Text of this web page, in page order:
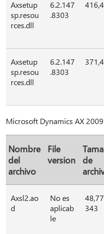
Axsetup
sp.resou
rces.dll
6.2.147
.8303
Axsetup
sp.resou
rces.dll
6.2.147
.8303
Microsoft Dynamics AX 2009
Nombre
del
archivo
File
version
de
Axsl2.ao
d
No es
aplicab
le
343